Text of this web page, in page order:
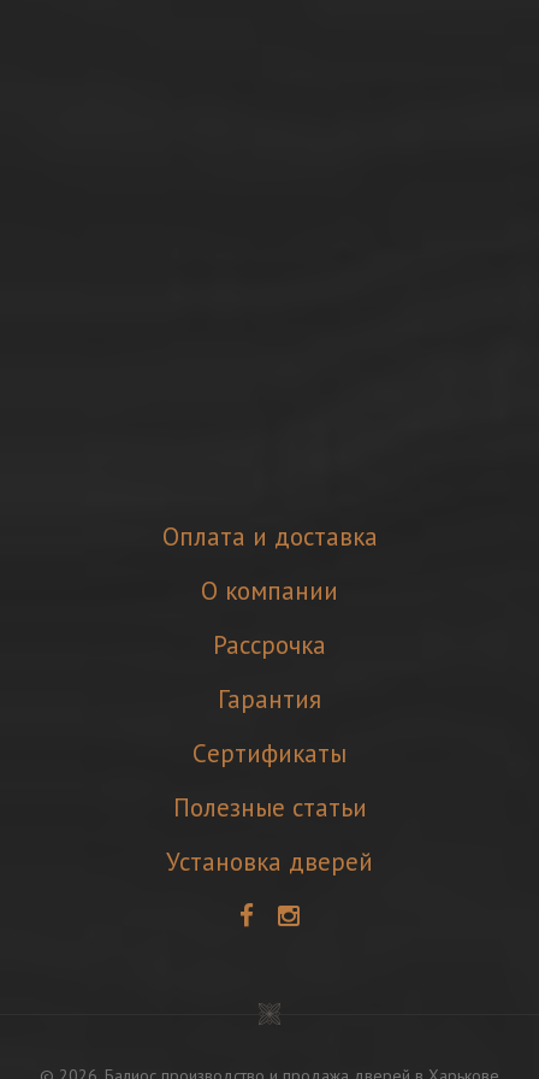
Оплата и доставка
О компании
Рассрочка
Гарантия
Cертификаты
Полезные статьи
Установка дверей